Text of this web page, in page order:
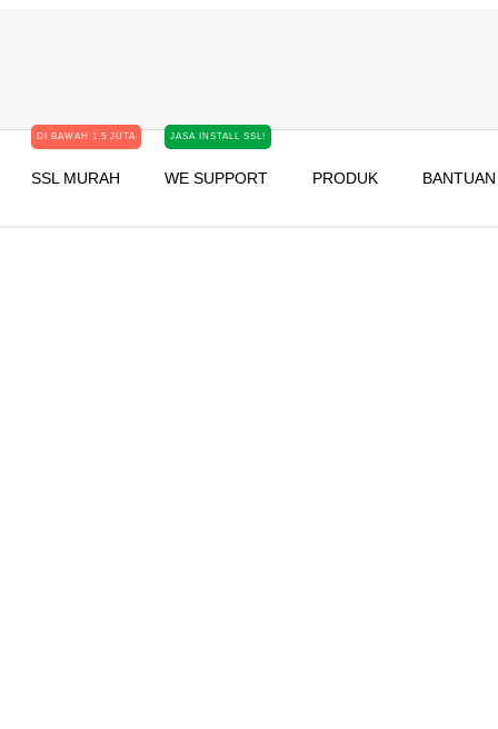
DI BAWAH 1.5 JUTA
SSL MURAH
JASA INSTALL SSL!
WE SUPPORT PRODUK BANTUAN